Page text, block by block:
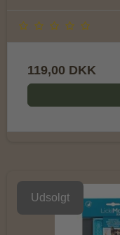
119,00 DKK
Udsolgt